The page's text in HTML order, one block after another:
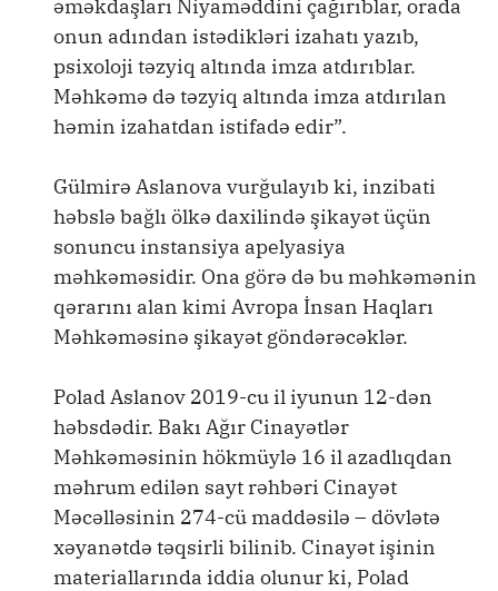
əməkdaşları Niyaməddini çağırıblar, orada
onun adından istədikləri izahatı yazıb,
psixoloji təzyiq altında imza atdırıblar.
Məhkəmə də təzyiq altında imza atdırılan
həmin izahatdan istifadə edir”.
Gülmirə Aslanova vurğulayıb ki, inzibati
həbslə bağlı ölkə daxilində şikayət üçün
sonuncu instansiya apelyasiya
məhkəməsidir. Ona görə də bu məhkəmənin
qərarını alan kimi Avropa İnsan Haqları
Məhkəməsinə şikayət göndərəcəklər.
Polad Aslanov 2019-cu il iyunun 12-dən
həbsdədir. Bakı Ağır Cinayətlər
Məhkəməsinin hökmüylə 16 il azadlıqdan
məhrum edilən sayt rəhbəri Cinayət
Məcəlləsinin 274-cü maddəsilə – dövlətə
xəyanətdə təqsirli bilinib. Cinayət işinin
materiallarında iddia olunur ki, Polad